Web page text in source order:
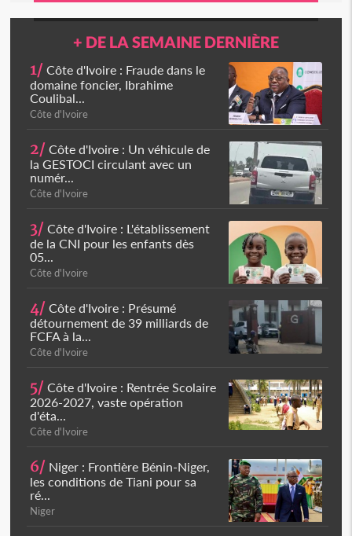
+ DE LA SEMAINE DERNIÈRE
1/ Côte d'Ivoire : Fraude dans le
domaine foncier, Ibrahime
Coulibal...
Côte d'Ivoire
2/ Côte d'Ivoire : Un véhicule de
la GESTOCI circulant avec un
numér...
Côte d'Ivoire
3/ Côte d'Ivoire : L'établissement
de la CNI pour les enfants dès
05...
Côte d'Ivoire
4/ Côte d'Ivoire : Présumé
détournement de 39 milliards de
FCFA à la...
Côte d'Ivoire
5/ Côte d'Ivoire : Rentrée Scolaire
2026-2027, vaste opération
d'éta...
Côte d'Ivoire
6/ Niger : Frontière Bénin-Niger,
les conditions de Tiani pour sa
ré...
Niger